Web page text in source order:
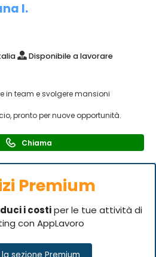
I.
Disponibile a lavorare
in team e svolgere mansioni
pronto per nuove opportunità.
Chiama
Premium
i costiper le tue attività di
con AppLavoro